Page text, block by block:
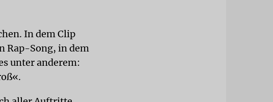
In dem Clip
Rap-Song, in dem
unter anderem: